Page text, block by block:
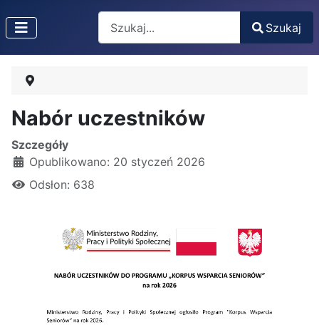
Type 2 or more characters for results.
Szukaj
Nabór uczestników
Szczegóły
Opublikowano: 20 styczeń 2026
Odsłon: 638